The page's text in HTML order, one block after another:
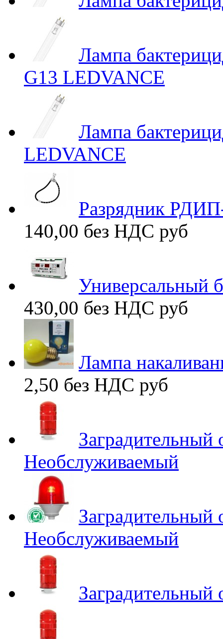
Лампа
G13 LEDVANCE
Лампа
LEDVANCE
Разрядник
140,00 без НДС руб
Универсальный
430,00 без НДС руб
Лампа
2,50 без НДС руб
Необслуживаемый
Необслуживаемый